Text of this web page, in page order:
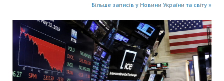
Більше записів у Новини України та світу »